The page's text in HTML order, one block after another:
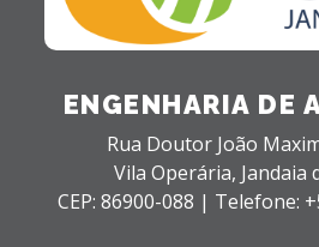
ENGENHARIA DE
Rua Doutor João
Vila Operária, Jandaia
CEP: 86900-088 | Telefone: